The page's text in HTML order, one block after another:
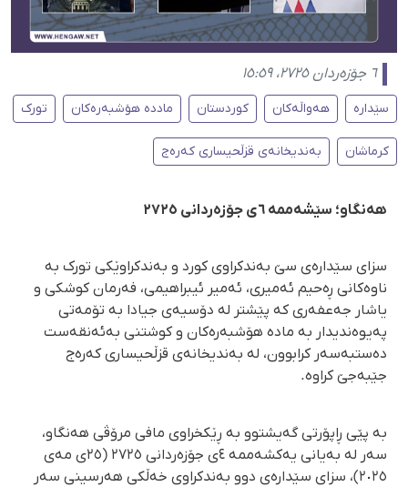
٦ جۆزەردان ٢٧٢٥، ١٥:٥٩
سێدارە هەواڵەکان کوردستان ماددە هۆشبەرەکان تورک
کرماشان بەندیخانەی قزڵحیساری کەرەج
هەنگاو؛ سێشەممە ٦ی جۆزەردانی ٢٧٢٥
سزای سێدارەی سێ بەندكراوی كورد و بەندكراوێكی تورک بە
ناوەكانی ڕەحیم ئەمیری، ئەمیر ئیبراهیمی، فەرمان كوشكی و
یاشار جەعفەری كە پێشتر لە دۆسیەی جیادا بە تۆمەتی
پەیوەندیدار بە مادە هۆشبەرەكان و كوشتنی بەئەنقەست
دەستبەسەر كرابوون، لە بەندیخانەی قزڵحیساری كەرەج
جێبەجێ كراوە.
بە پێی ڕاپۆرتی گەیشتوو بە ڕێكخراوی مافی مرۆڤی هەنگاو،
سەر لە بەیانی یەكشەممە ٤ی جۆزەردانی ٢٧٢٥ (٢٥ی مەی
٢٠٢٥)، سزای سێدارەی دوو بەندكراوی خەڵكی هەرسینی سەر